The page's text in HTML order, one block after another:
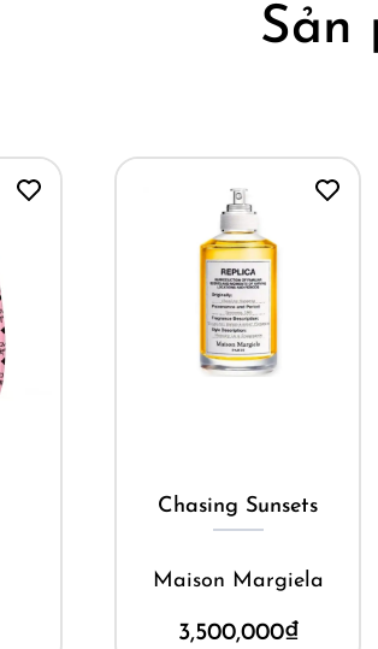
Sản
Chasing Sunsets
Maison Margiela
3,500,000₫